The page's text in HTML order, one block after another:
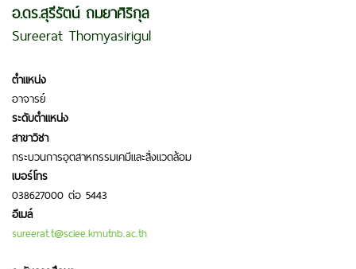
อ.ดร.สุรีรัตน์ ถมยาศิริกุล
Sureerat Thomyasirigul
ตำแหน่ง
อาจารย์
ระดับตำแหน่ง
สาขาวิชา
กระบวนการอุตสาหกรรมเคมีและสิ่งแวดล้อม
เบอร์โทร
038627000 ต่อ 5443
อีเมล์
sureerat.t@sciee.kmutnb.ac.th